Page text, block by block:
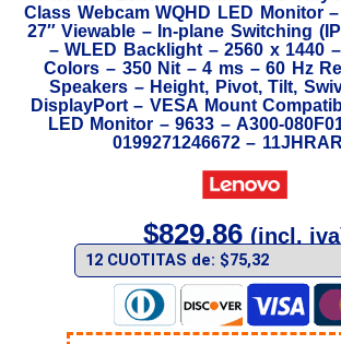
Class Webcam WQHD LED Monitor
27″ Viewable – In-plane Switching
– WLED Backlight – 2560 x 1440
Colors – 350 Nit – 4 ms – 60 Hz
Speakers – Height, Pivot, Tilt,
DisplayPort – VESA Mount
LED Monitor – 9633 – A300-
0199271246672 –
$829,86 (incl.